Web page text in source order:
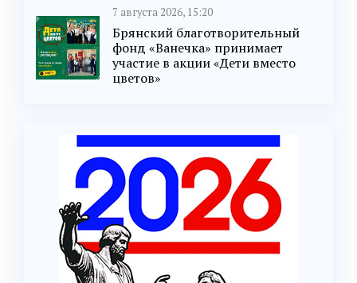
7 августа 2026, 15:20
Брянский благотворительный
фонд «Ванечка» принимает
участие в акции «Дети вместо
цветов»